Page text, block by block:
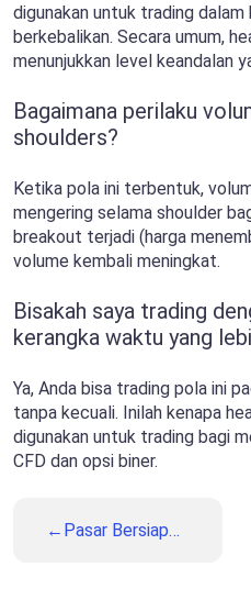
digunakan untuk trading dalam
berkebalikan. Secara umum,
menunjukkan level keandalan
Bagaimana perilaku
shoulders?
Ketika pola ini terbentuk,
mengering selama shoulder
breakout terjadi (harga
volume kembali meningkat.
Bisakah saya trading
kerangka waktu yang
Ya, Anda bisa trading pola ini
tanpa kecuali. Inilah kenapa
digunakan untuk trading bagi
CFD dan opsi biner.
Pasar Bersiap